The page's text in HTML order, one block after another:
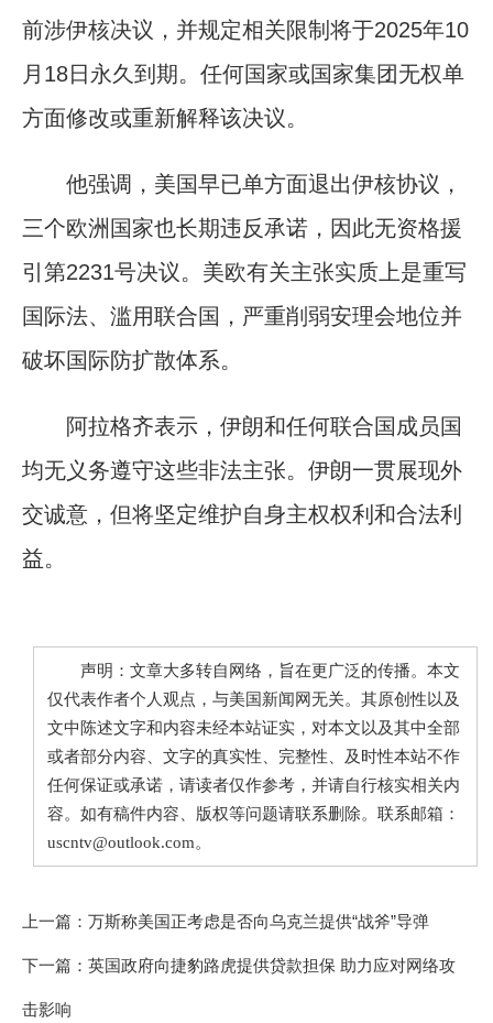
前涉伊核决议，并规定相关限制将于2025年10
月18日永久到期。任何国家或国家集团无权单
方面修改或重新解释该决议。
他强调，美国早已单方面退出伊核协议，
三个欧洲国家也长期违反承诺，因此无资格援
引第2231号决议。美欧有关主张实质上是重写
国际法、滥用联合国，严重削弱安理会地位并
破坏国际防扩散体系。
阿拉格齐表示，伊朗和任何联合国成员国
均无义务遵守这些非法主张。伊朗一贯展现外
交诚意，但将坚定维护自身主权权利和合法利
益。
声明：文章大多转自网络，旨在更广泛的传播。本文
仅代表作者个人观点，与美国新闻网无关。其原创性以及
文中陈述文字和内容未经本站证实，对本文以及其中全部
或者部分内容、文字的真实性、完整性、及时性本站不作
任何保证或承诺，请读者仅作参考，并请自行核实相关内
容。如有稿件内容、版权等问题请联系删除。联系邮箱：
uscntv@outlook.com。
上一篇： 万斯称美国正考虑是否向乌克兰提供“战斧”导弹
下一篇： 英国政府向捷豹路虎提供贷款担保 助力应对网络攻
击影响